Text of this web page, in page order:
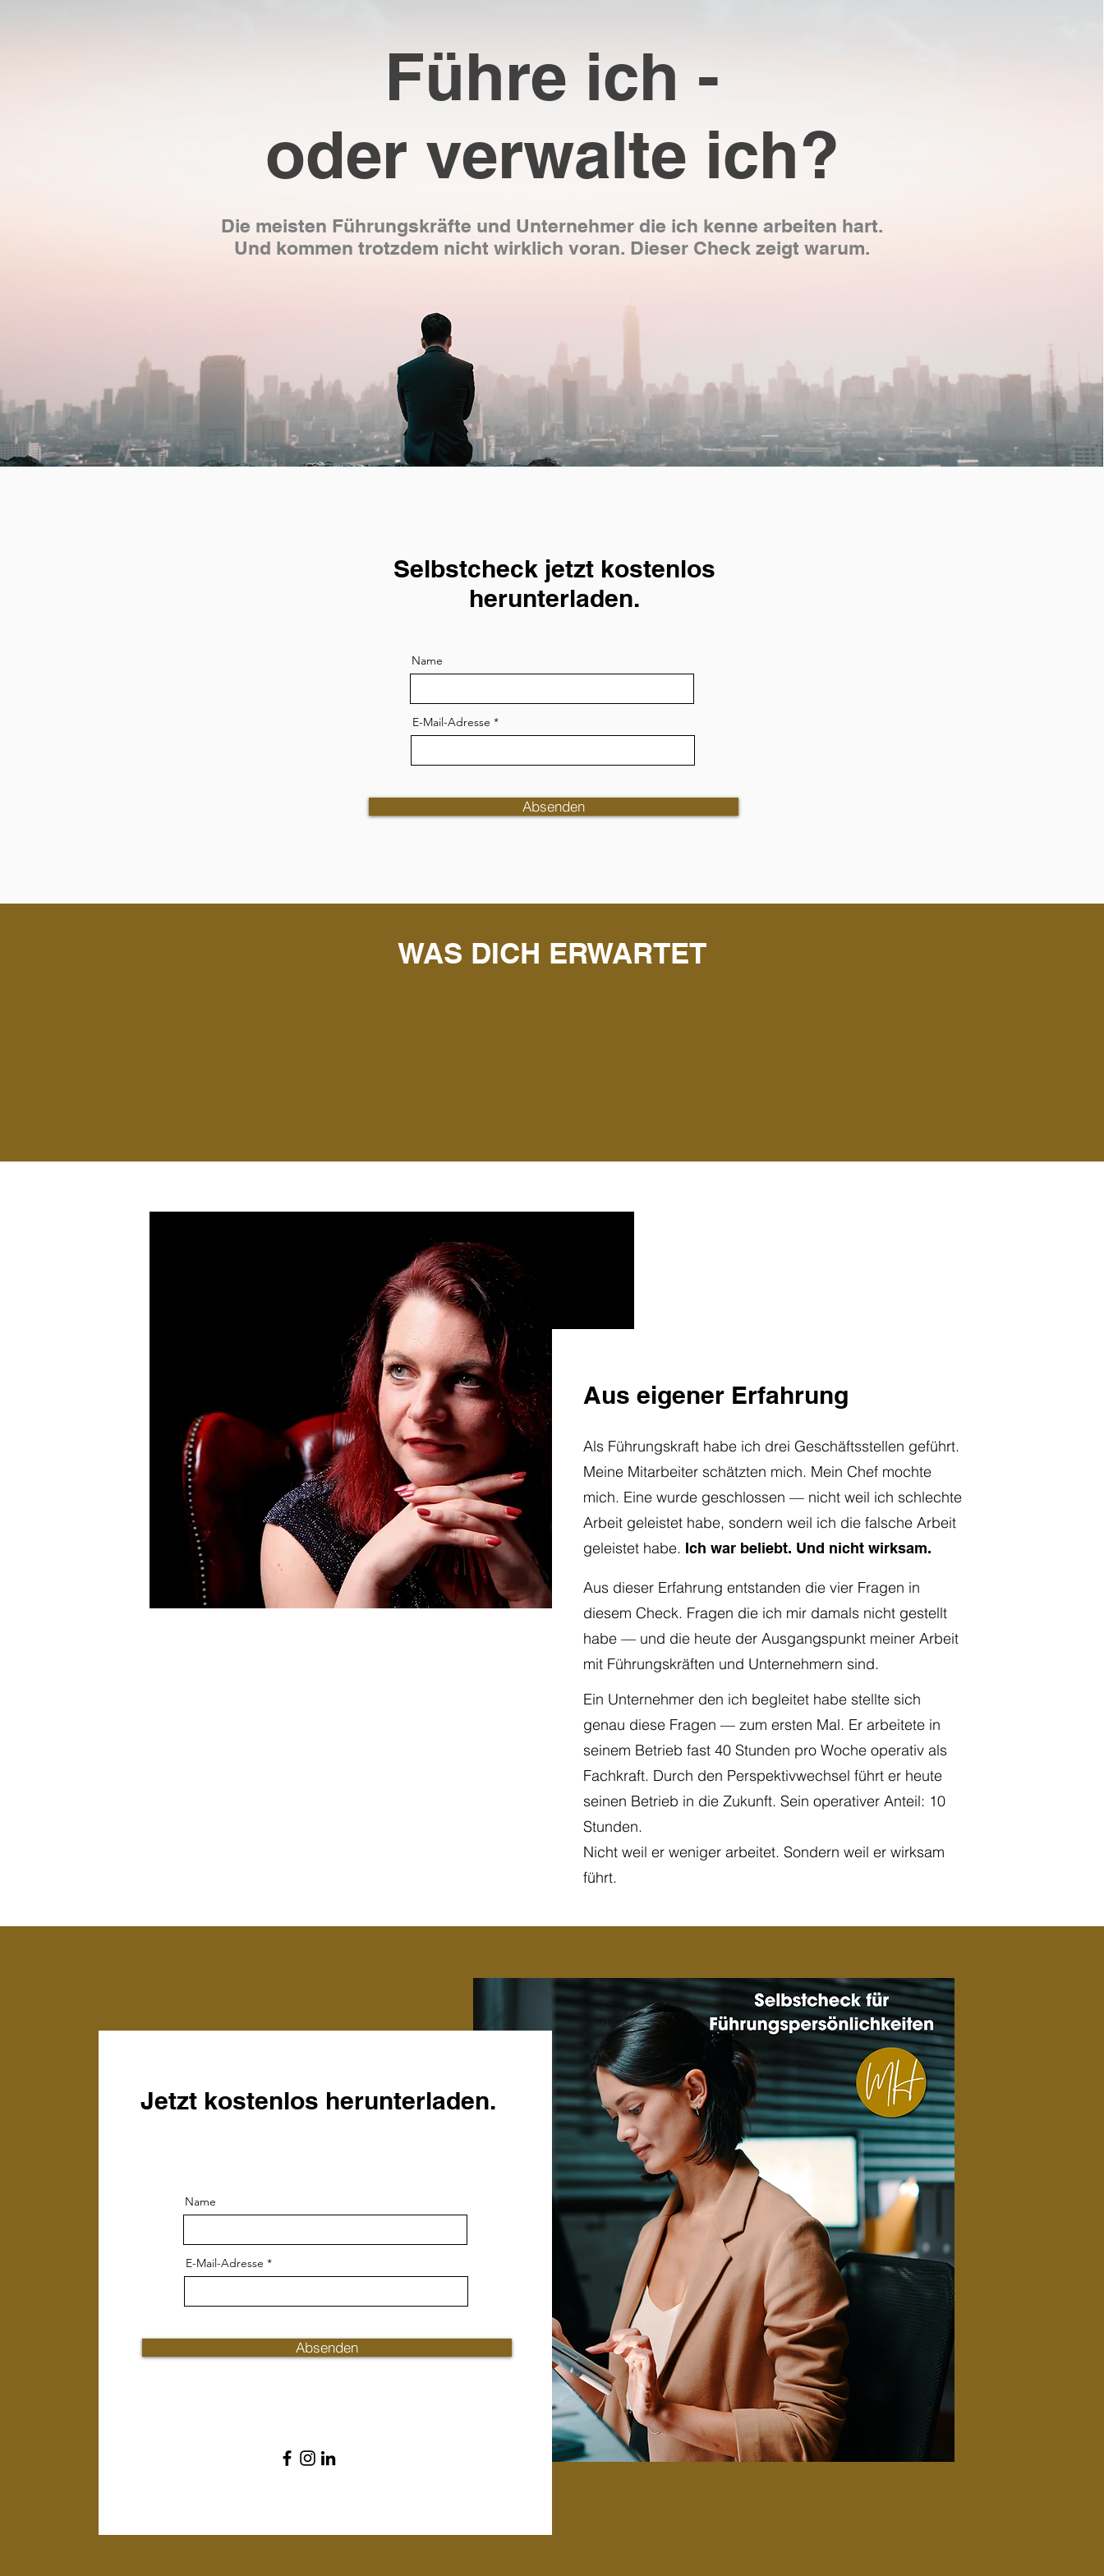
Führe ich -
oder verwalte ich?
Die meisten Führungskräfte und Unternehmer die ich kenne arbeiten hart.
Und kommen trotzdem nicht wirklich voran. Dieser Check zeigt warum.
Name
E-Mail-Adresse
Absenden
Selbstcheck jetzt kostenlos
herunterladen.
WAS DICH ERWARTET
Aus eigener Erfahrung
Als Führungskraft habe ich drei Geschäftsstellen geführt.
Meine Mitarbeiter schätzten mich. Mein Chef mochte
mich. Eine wurde geschlossen — nicht weil ich schlechte
Arbeit geleistet habe, sondern weil ich die falsche Arbeit
geleistet habe. Ich war beliebt. Und nicht wirksam.
Aus dieser Erfahrung entstanden die vier Fragen in
diesem Check. Fragen die ich mir damals nicht gestellt
habe — und die heute der Ausgangspunkt meiner Arbeit
mit Führungskräften und Unternehmern sind.
Ein Unternehmer den ich begleitet habe stellte sich
genau diese Fragen — zum ersten Mal. Er arbeitete in
seinem Betrieb fast 40 Stunden pro Woche operativ als
Fachkraft. Durch den Perspektivwechsel führt er heute
seinen Betrieb in die Zukunft. Sein operativer Anteil: 10
Stunden.
Nicht weil er weniger arbeitet. Sondern weil er wirksam
führt.
Jetzt kostenlos herunterladen.
Name
E-Mail-Adresse
Absenden